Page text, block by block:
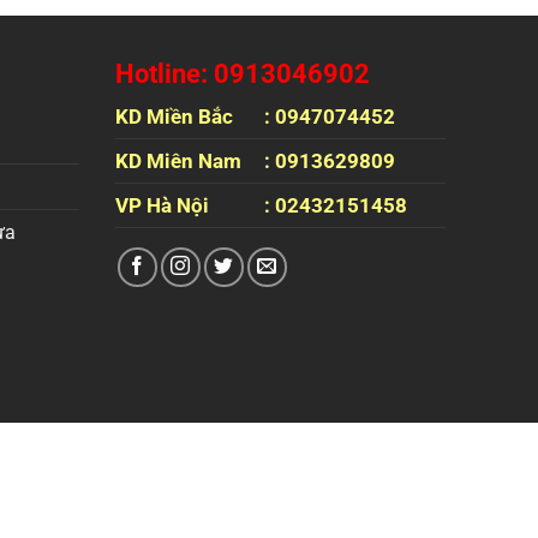
Hotline: 0913046902
KD Miền Bắc
: 0947074452
KD Miên Nam
: 0913629809
VP Hà Nội
: 02432151458